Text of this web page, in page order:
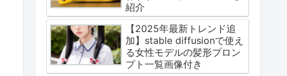
紹介
【2025年最新トレンド追
加】stable diffusionで使え
る女性モデルの髪形プロン
プト一覧画像付き